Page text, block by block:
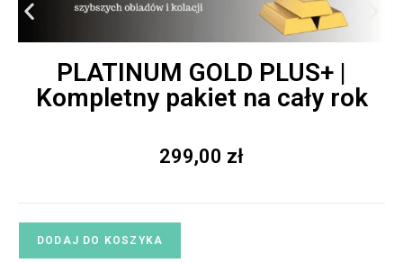
PLATINUM GOLD PLUS+ |
Kompletny pakiet na cały rok
299,00 zł
DODAJ DO KOSZYKA